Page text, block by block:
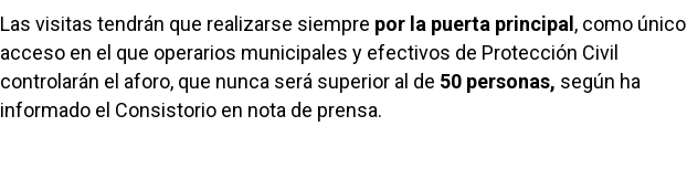
Las visitas tendrán que realizarse siempre por la puerta principal , como único
acceso en el que operarios municipales y efectivos de Protección Civil
controlarán el aforo, que nunca será superior al de 50 personas, según ha
informado el Consistorio en nota de prensa.